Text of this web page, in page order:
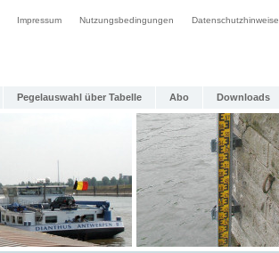
Impressum Nutzungsbedingungen Datenschutzhinweise
Pegelauswahl über Tabelle Abo Downloads